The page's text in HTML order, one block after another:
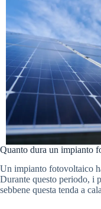
Quanto dura un impianto
Un impianto fotovoltaico
Durante questo periodo, i
sebbene questa tenda a